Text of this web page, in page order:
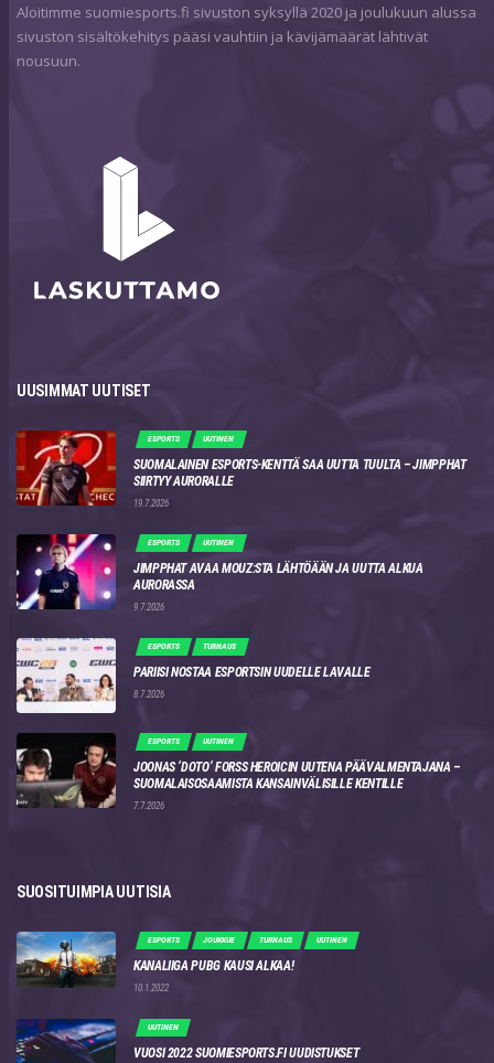
Aloitimme suomiesports.fi sivuston syksyllä 2020 ja joulukuun alussa
sivuston sisältökehitys pääsi vauhtiin ja kävijämäärät lähtivät
nousuun.
UUSIMMAT UUTISET
ESPORTS UUTINEN
SUOMALAINEN ESPORTS-KENTTÄ SAA UUTTA TUULTA – JIMPPHAT
SIIRTYY AURORALLE
19.7.2026
ESPORTS UUTINEN
JIMPPHAT AVAA MOUZ:STA LÄHTÖÄÄN JA UUTTA ALKUA
AURORASSA
9.7.2026
ESPORTS TURNAUS
PARIISI NOSTAA ESPORTSIN UUDELLE LAVALLE
8.7.2026
ESPORTS UUTINEN
JOONAS ‘DOTO’ FORSS HEROICIN UUTENA PÄÄVALMENTAJANA –
SUOMALAISOSAAMISTA KANSAINVÄLISILLE KENTILLE
7.7.2026
SUOSITUIMPIA UUTISIA
ESPORTS JOUKKUE TURNAUS UUTINEN
KANALIIGA PUBG KAUSI ALKAA!
10.1.2022
UUTINEN
VUOSI 2022 SUOMIESPORTS.FI UUDISTUKSET